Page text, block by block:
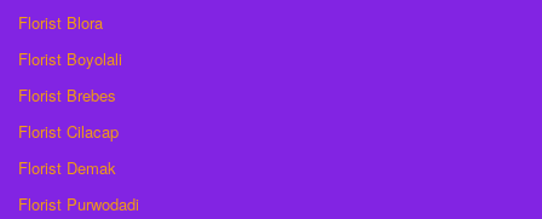
Florist Blora
Florist Boyolali
Florist Brebes
Florist Cilacap
Florist Demak
Florist Purwodadi